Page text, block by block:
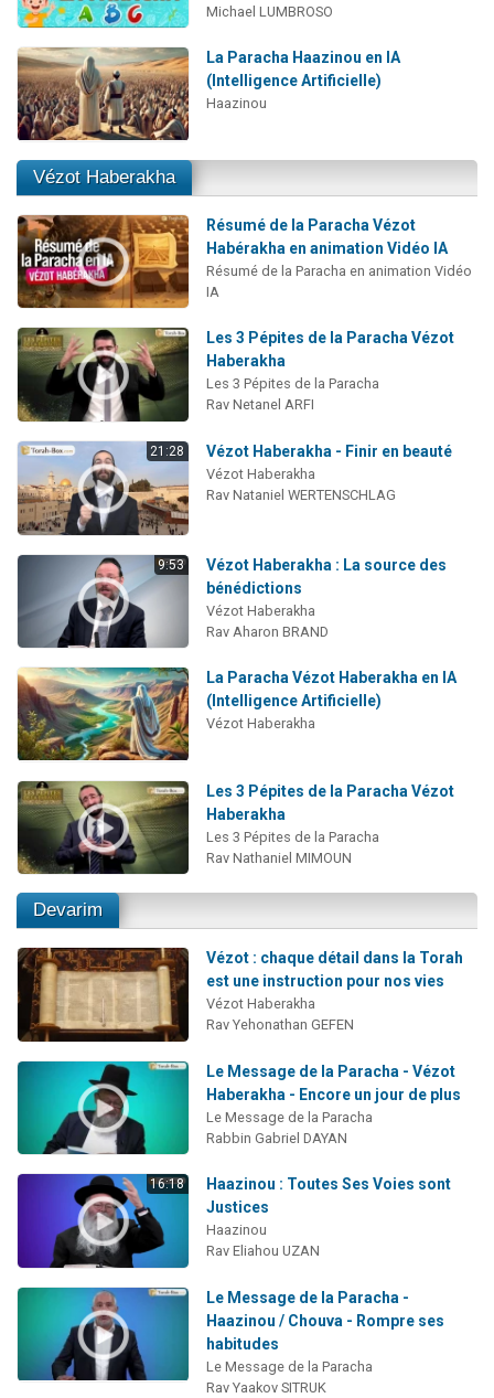
Michael LUMBROSO
La Paracha Haazinou en IA
(Intelligence Artificielle)
Haazinou
Vézot Haberakha
Résumé de la Paracha Vézot
Habérakha en animation Vidéo IA
Résumé de la Paracha en animation Vidéo
IA
Les 3 Pépites de la Paracha Vézot
Haberakha
Les 3 Pépites de la Paracha
Rav Netanel ARFI
21:28 Vézot Haberakha - Finir en beauté
Vézot Haberakha
Rav Nataniel WERTENSCHLAG
9:53
Vézot Haberakha : La source des
bénédictions
Vézot Haberakha
Rav Aharon BRAND
La Paracha Vézot Haberakha en IA
(Intelligence Artificielle)
Vézot Haberakha
Les 3 Pépites de la Paracha Vézot
Haberakha
Les 3 Pépites de la Paracha
Rav Nathaniel MIMOUN
Devarim
Vézot : chaque détail dans la Torah
est une instruction pour nos vies
Vézot Haberakha
Rav Yehonathan GEFEN
Le Message de la Paracha - Vézot
Haberakha - Encore un jour de plus
Le Message de la Paracha
Rabbin Gabriel DAYAN
16:18
Haazinou : Toutes Ses Voies sont
Justices
Haazinou
Rav Eliahou UZAN
Le Message de la Paracha -
Haazinou / Chouva - Rompre ses
habitudes
Le Message de la Paracha
Rav Yaakov SITRUK